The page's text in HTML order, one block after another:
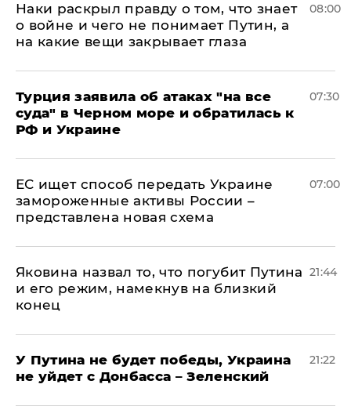
Наки раскрыл правду о том, что знает
о войне и чего не понимает Путин, а
на какие вещи закрывает глаза
08:00
Турция заявила об атаках "на все
суда" в Черном море и обратилась к
РФ и Украине
07:30
ЕС ищет способ передать Украине
замороженные активы России –
представлена новая схема
07:00
Яковина назвал то, что погубит Путина
и его режим, намекнув на близкий
конец
21:44
У Путина не будет победы, Украина
не уйдет с Донбасса – Зеленский
21:22